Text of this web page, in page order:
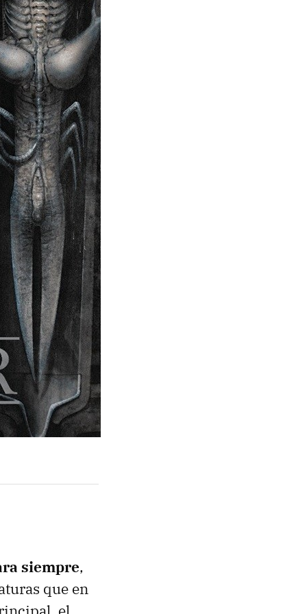
siempre,
que en